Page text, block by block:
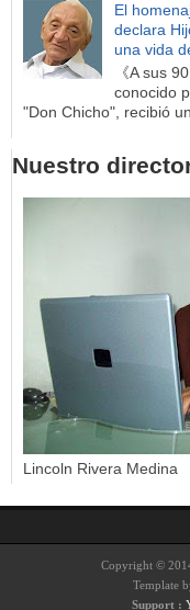
El
declara
una vida
《A sus
conocido
"Don Chicho", recibió
Nuestro
Lincoln Rivera Medina
Copyright ©
Template
Support :